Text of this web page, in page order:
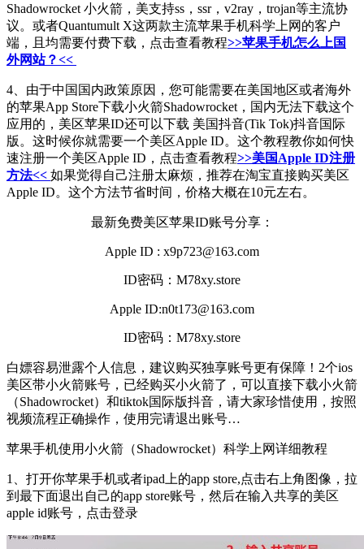
Shadowrocket 小火箭，美支持ss，ssr，v2ray，trojan等主流协
议。或者Quantumult X这两款主流苹果手机科学上网的客户
端，且均需要付费下载，点击查看教程>>苹果手机怎么上国
外网站？<<
4、由于中国国内政策原因，您可能需要在美国地区或者海外
的苹果App Store下载小火箭Shadowrocket，国内无法下载这个
应用的，美区苹果ID还可以下载 美国抖音(Tik Tok)抖音国际
版。这时候你就需要一个美区Apple ID。这个教程教你如何快
速注册一个美区Apple ID，点击查看教程>>美国Apple ID注册
方法<< 如果觉得自己注册太麻烦，推荐在淘宝直接购买美区
Apple ID。这个方法节省时间，价格大概在10元左右。
最新免费美区苹果ID账号分享：
Apple ID : x9p723@163.com
ID密码：M78xy.store
Apple ID:n0t173@163.com
ID密码：M78xy.store
白嫖容易泄露个人信息，建议购买独享账号更有保障！2个ios
美区带小火箭账号，已经购买小火箭了，可以直接下载小火箭
（Shadowrocket）和tiktok国际版抖音，请大家珍惜使用，按照
视频流程正确操作，使用完请退出账号…
苹果手机使用小火箭（Shadowrocket）科学上网详细教程
1、打开你苹果手机或者ipad上的app store,点击右上角图像，拉
到最下面退出自己的app store账号，然后在输入共享的美区
apple id账号，点击登录